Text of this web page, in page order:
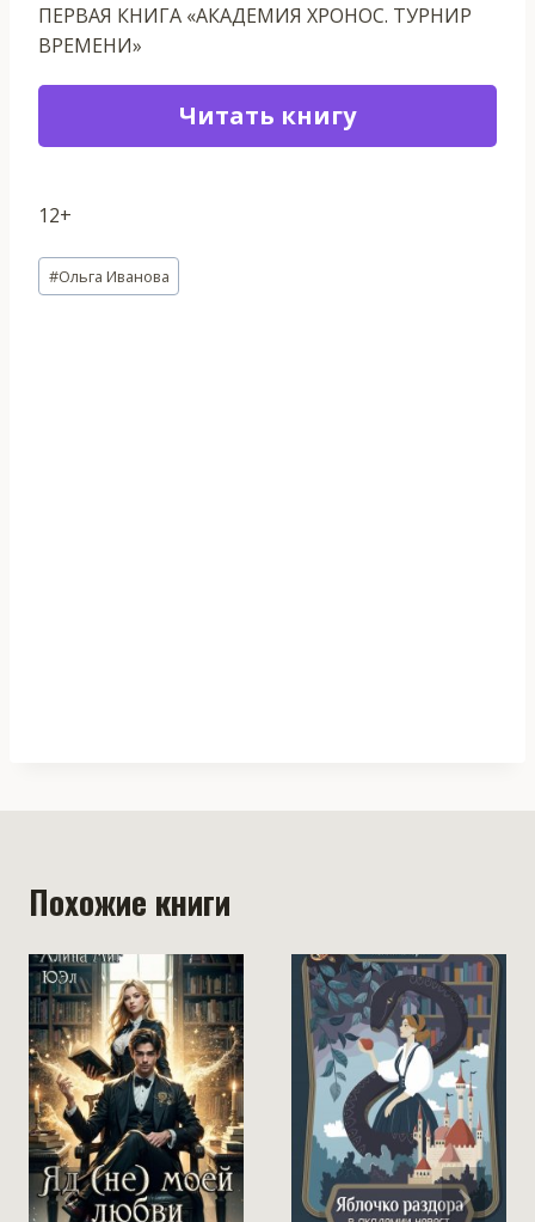
ПЕРВАЯ КНИГА «АКАДЕМИЯ ХРОНОС. ТУРНИР
ВРЕМЕНИ»
Читать книгу
12+
Метки
записи:
#Ольга Иванова
Похожие книги